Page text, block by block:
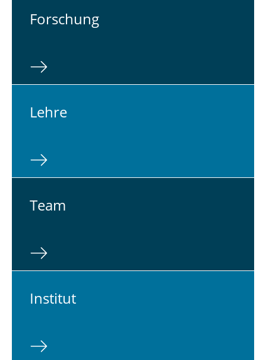
For­schung
Lehre
Team
In­sti­tut